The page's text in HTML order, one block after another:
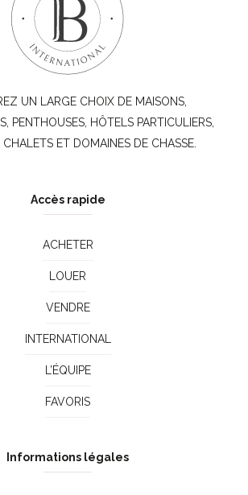
UN LARGE CHOIX DE MAISONS,
PENTHOUSES, HÔTELS PARTICULIERS,
ET DOMAINES DE CHASSE.
Accès rapide
ACHETER
LOUER
VENDRE
INTERNATIONAL
L’ÉQUIPE
FAVORIS
Informations légales